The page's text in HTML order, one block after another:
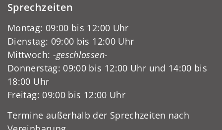
Sprechzeiten
Montag: 09:00 bis 12:00 Uhr
Dienstag: 09:00 bis 12:00 Uhr
Mittwoch: -geschlossen-
Donnerstag: 09:00 bis 12:00 Uhr und 14:00 bis
18:00 Uhr
Freitag: 09:00 bis 12:00 Uhr
Termine außerhalb der Sprechzeiten nach